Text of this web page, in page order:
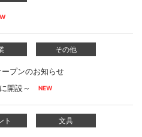
その他
プンのお知らせ
開設～
ト 文具